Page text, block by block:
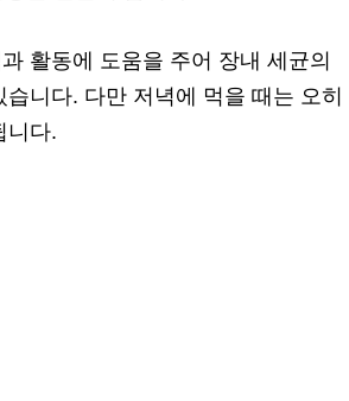
활동에 도움을 주어 장내 세균의
니다. 다만 저녁에 먹을 때는 오히
니다.